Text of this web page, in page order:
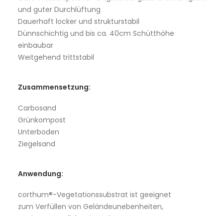
und guter Durchlüftung
Dauerhaft locker und strukturstabil
Dünnschichtig und bis ca. 40cm Schütthöhe
einbaubar
Weitgehend trittstabil
Zusammensetzung:
Carbosand
Grünkompost
Unterboden
Ziegelsand
Anwendung:
corthum®-Vegetationssubstrat ist geeignet
zum Verfüllen von Geländeunebenheiten,